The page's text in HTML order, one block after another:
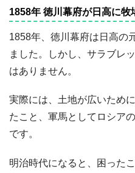
1858年 徳川幕府が日高に牧
1858年、徳川幕府は日高の
ました。しかし、サラブレ
はありません。
実際には、土地が広いため
たこと、軍馬としてロシア
です。
明治時代になると、困った